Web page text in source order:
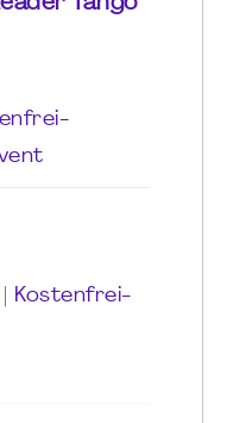
Kostenfrei-